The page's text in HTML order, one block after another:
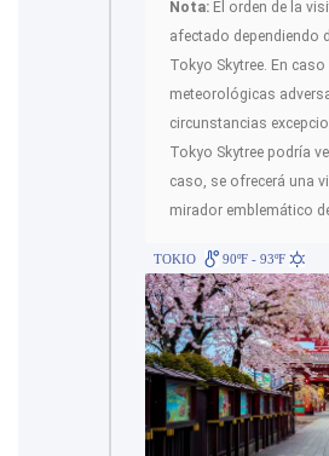
Nota: El orden de la
afectado dependiendo
Tokyo Skytree. En
meteorológicas
circunstancias
Tokyo Skytree podría
caso, se ofrecerá una
mirador emblemático
TOKIO 90ºF - 93ºF